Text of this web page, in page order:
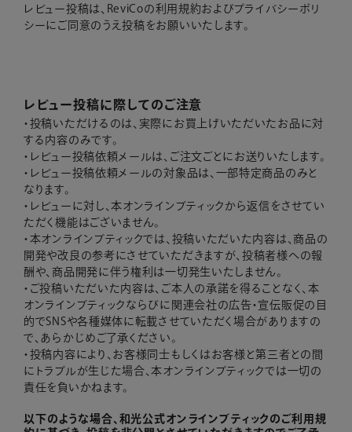
レビュー投稿は、ReviCoの利用規約およびプライバシーポリ
シーにご同意のうえ投稿をお願いいたします。
レビュー投稿に際してのご注意
・投稿いただけるのは、実際にお買上げいただいたお品に対
する内容のみです。
・レビュー投稿依頼メールは、ご注文ごとにお送りいたします。
・レビュー投稿依頼メールの対象品は、一部特定商品のみと
なります。
・レビューに対し、本オンラインブティックから返信をさせてい
ただく機能はございません。
・本オンラインブティックでは、投稿いただいた内容は、商品の
開発や改良の参考にさせていただきますが、投稿者様への報
酬や、商品開発に伴う権利は一切発生いたしません。
・ご投稿いただいた内容は、ご本人の承諾を得ることなく、本
オンラインブティックならびに関連会社の広告・宣伝販促の目
的でSNSや各種媒体に転載させていただく場合がありますの
で、あらかじめご了承ください。
・投稿内容により、お客様同士もしくはお客様と第三者との間
にトラブルが生じた場合、本オンラインブティックでは一切の
責任を負いかねます。
以下のような場合、和光公式オンラインブティックのご利用規